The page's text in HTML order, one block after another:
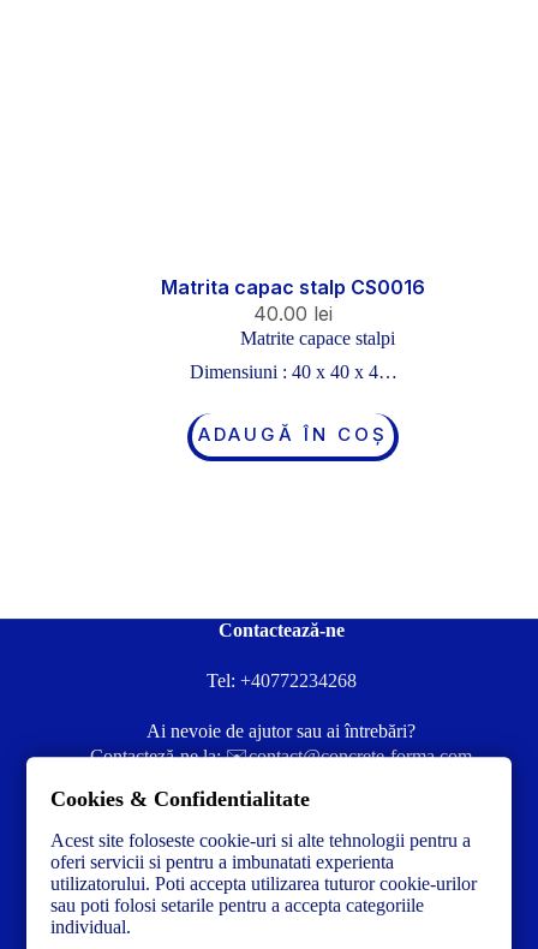
Matrita capac stalp CS0016
40.00 lei
Matrite capace stalpi
Dimensiuni : 40 x 40 x 4…
ADAUGĂ ÎN COȘ
Contactează-ne
Tel: +40772234268
Ai nevoie de ajutor sau ai întrebări?
Contacteză-ne la:✉️contact@concrete-forma.com
Cookies & Confidentialitate
Acest site foloseste cookie-uri si alte tehnologii pentru a
oferi servicii si pentru a imbunatati experienta
utilizatorului. Poti accepta utilizarea tuturor cookie-urilor
sau poti folosi setarile pentru a accepta categoriile
individual.